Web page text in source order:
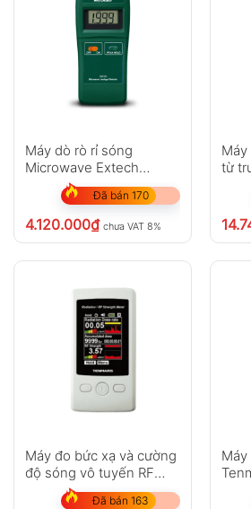
Máy dò rò rỉ sóng
Microwave Extech
EMF300
Đã bán 170
4.120.000₫ chưa VAT 8%
từ
Máy đo bức xạ và cường
độ sóng vô tuyến RF
Tenmars TM-93
Đã bán 163